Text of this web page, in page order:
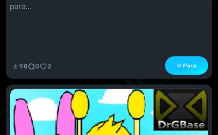
para...
98 0 2 Ir Para